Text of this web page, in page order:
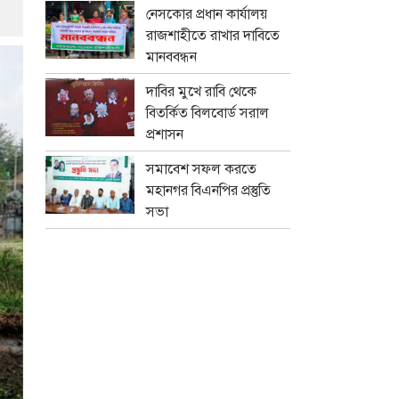
নেসকোর প্রধান কার্যালয়
রাজশাহীতে রাখার দাবিতে
মানববন্ধন
দাবির মুখে রাবি থেকে
বিতর্কিত বিলবোর্ড সরাল
প্রশাসন
সমাবেশ সফল করতে
মহানগর বিএনপির প্রস্তুতি
সভা